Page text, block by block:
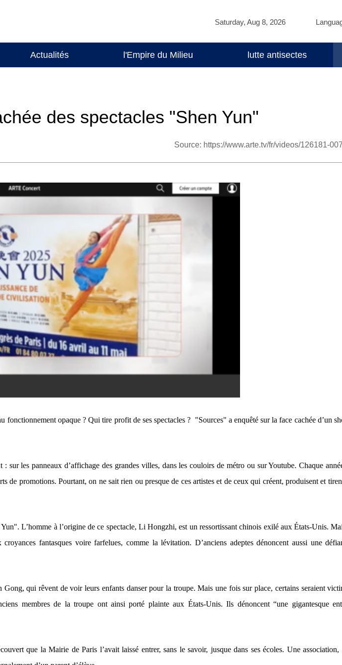
Saturday, Aug 8, 2026
Actualités l'Empire du Milieu lutte antisectes
des spectacles "Shen Yun"
Source: https://www.arte.tv/fr/videos/126181-
fonctionnement opaque ? Qui tire profit de ses spectacles ? "Sources" a enquêté sur la face cachée d’un
les panneaux d’affichage des grandes villes, dans les couloirs de métro ou sur Youtube. Chaque
de promotions. Pourtant, on ne sait rien ou presque de ces artistes et de ceux qui créent, produisent et
L’homme à l’origine de ce spectacle, Li Hongzhi, est un ressortissant chinois exilé aux États-Unis.
fantasques voire farfelues, comme la lévitation. D’anciens adeptes dénoncent aussi une
qui rêvent de voir leurs enfants danser pour la troupe. Mais une fois sur place, certains seraient
membres de la troupe ont ainsi porté plainte aux États-Unis. Ils dénoncent “une gigantesque
que la Mairie de Paris l’avait laissé entrer, sans le savoir, jusque dans ses écoles. Une association,